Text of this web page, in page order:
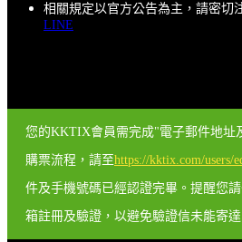
相關規定以官方公告為主，請密切
LINE
您的KKTIX會員需完成"電子郵件地址
購票流程，請至https://kktix.com/users/
件及手機號碼已經認證完畢。提醒您
箱註冊及驗證，以避免驗證信未能寄達